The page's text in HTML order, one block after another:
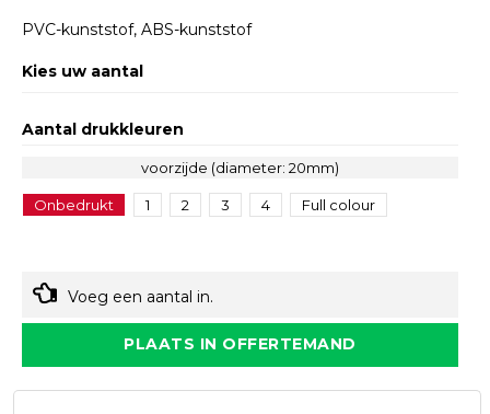
PVC-kunststof, ABS-kunststof
Kies uw aantal
Aantal drukkleuren
voorzijde (diameter: 20mm)
Onbedrukt 1 2 3 4 Full colour
Voeg een aantal in.
PLAATS IN OFFERTEMAND